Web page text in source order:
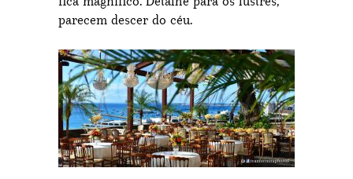
parecem descer do céu.